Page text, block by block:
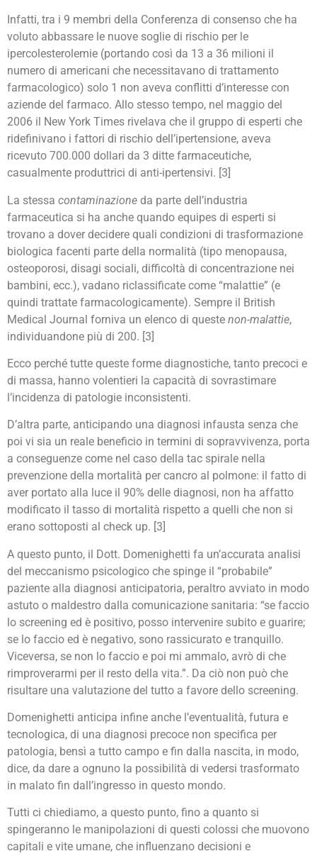
Infatti, tra i 9 membri della Conferenza di consenso che ha
voluto abbassare le nuove soglie di rischio per le
ipercolesterolemie (portando così da 13 a 36 milioni il
numero di americani che necessitavano di trattamento
farmacologico) solo 1 non aveva conflitti d’interesse con
aziende del farmaco. Allo stesso tempo, nel maggio del
2006 il New York Times rivelava che il gruppo di esperti che
ridefinivano i fattori di rischio dell’ipertensione, aveva
ricevuto 700.000 dollari da 3 ditte farmaceutiche,
casualmente produttrici di anti-ipertensivi. [3]
La stessa contaminazione da parte dell’industria
farmaceutica si ha anche quando equipes di esperti si
trovano a dover decidere quali condizioni di trasformazione
biologica facenti parte della normalità (tipo menopausa,
osteoporosi, disagi sociali, difficoltà di concentrazione nei
bambini, ecc.), vadano riclassificate come “malattie” (e
quindi trattate farmacologicamente). Sempre il British
Medical Journal forniva un elenco di queste non-malattie,
individuandone più di 200. [3]
Ecco perché tutte queste forme diagnostiche, tanto precoci e
di massa, hanno volentieri la capacità di sovrastimare
l’incidenza di patologie inconsistenti.
D’altra parte, anticipando una diagnosi infausta senza che
poi vi sia un reale beneficio in termini di sopravvivenza, porta
a conseguenze come nel caso della tac spirale nella
prevenzione della mortalità per cancro al polmone: il fatto di
aver portato alla luce il 90% delle diagnosi, non ha affatto
modificato il tasso di mortalità rispetto a quelli che non si
erano sottoposti al check up. [3]
A questo punto, il Dott. Domenighetti fa un’accurata analisi
del meccanismo psicologico che spinge il “probabile”
paziente alla diagnosi anticipatoria, peraltro avviato in modo
astuto o maldestro dalla comunicazione sanitaria: “se faccio
lo screening ed è positivo, posso intervenire subito e guarire;
se lo faccio ed è negativo, sono rassicurato e tranquillo.
Viceversa, se non lo faccio e poi mi ammalo, avrò di che
rimproverarmi per il resto della vita.”. Da ciò non può che
risultare una valutazione del tutto a favore dello screening.
Domenighetti anticipa infine anche l’eventualità, futura e
tecnologica, di una diagnosi precoce non specifica per
patologia, bensì a tutto campo e fin dalla nascita, in modo,
dice, da dare a ognuno la possibilità di vedersi trasformato
in malato fin dall’ingresso in questo mondo.
Tutti ci chiediamo, a questo punto, fino a quanto si
spingeranno le manipolazioni di questi colossi che muovono
capitali e vite umane, che influenzano decisioni e